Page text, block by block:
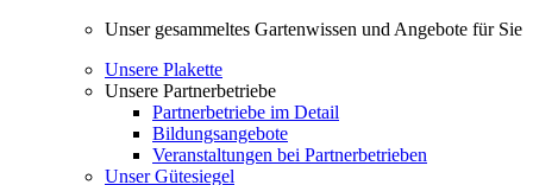
Unser gesammeltes Gartenwissen und Angebote für Sie
Unsere Plakette
Unsere Partnerbetriebe
Partnerbetriebe im Detail
Bildungsangebote
Veranstaltungen bei Partnerbetrieben
Unser Gütesiegel